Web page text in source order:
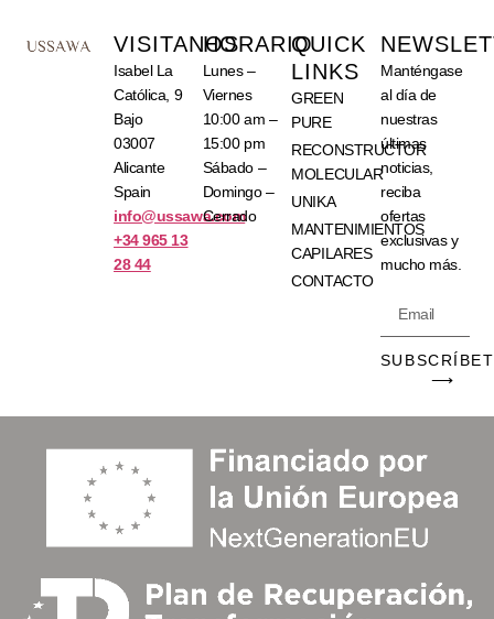
VISITANOS
Isabel La
Católica, 9
Bajo
03007
Alicante
Spain
info@ussawa.com
+34 965 13
28 44
HORARIO
Lunes –
Viernes
10:00 am –
15:00 pm
Sábado –
Domingo –
Cerrado
QUICK
LINKS
GREEN
PURE
RECONSTRUCTOR
MOLECULAR
UNIKA
MANTENIMIENTOS
CAPILARES
CONTACTO
Manténgase
al día de
nuestras
últimas
noticias,
reciba
ofertas
exclusivas y
mucho más.
⟶